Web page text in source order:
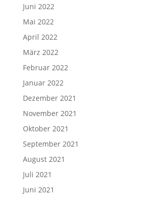
Juni 2022
Mai 2022
April 2022
März 2022
Februar 2022
Januar 2022
Dezember 2021
November 2021
Oktober 2021
September 2021
August 2021
Juli 2021
Juni 2021